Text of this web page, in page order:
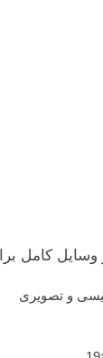
و وسایل کامل
و تصویری